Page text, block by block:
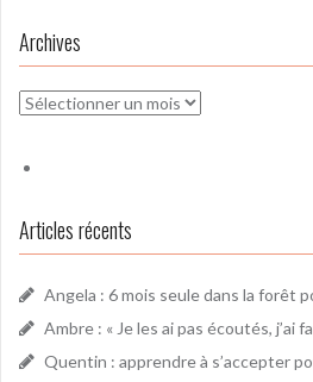
Archives
Archives
Articles récents
Angela : 6 mois seule dans la forêt
Ambre : « Je les ai pas écoutés, j’ai
Quentin : apprendre à s’accepter